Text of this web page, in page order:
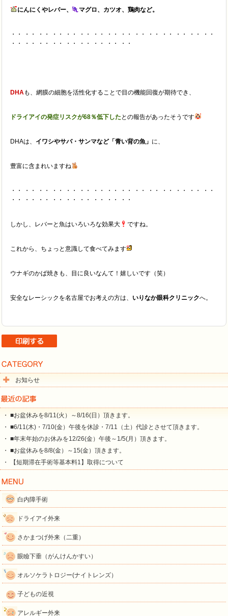
にんにくやレバー、 マグロ、カツオ、鶏肉など。
・・ ・・ ・・ ・・ ・・ ・・ ・・ ・・ ・・ ・・ ・・ ・・ ・・ ・・ ・・
・・ ・・ ・・ ・・ ・・ ・・ ・・ ・・ ・・
DHA も、網膜の細胞を活性化することで目の機能回復が期待でき、
ドライアイの発症リスクが68％低下した との報告があったそうです
DHAは、 イワシやサバ・サンマなど「青い背の魚」 に、
豊富に含まれいますね
・・ ・・ ・・ ・・ ・・ ・・ ・・ ・・ ・・ ・・ ・・ ・・ ・・ ・・ ・・
・・ ・・ ・・ ・・ ・・ ・・ ・・ ・・ ・・
しかし、レバーと魚はいろいろな効果大 ですね。
これから、ちょっと意識して食べてみます
ウナギのかば焼きも、目に良いなんて！嬉しいです（笑）
安全なレーシックを名古屋でお考えの方は、 いりなか眼科クリニックへ。
お知らせ
・ ■お盆休みを8/11(火）～8/16(日）頂きます。
・ ■6/11(木)・7/10(金）午後を休診・7/11（土）代診とさせて頂きます。
・ ■年末年始のお休みを12/26(金）午後～1/5(月）頂きます。
・ ■お盆休みを8/8(金）～15(金）頂きます。
・ 【短期滞在手術等基本料1】取得について
白内障手術
ドライアイ外来
さかまつげ外来（二重）
眼瞼下垂（がんけんかすい）
オルソケラトロジー(ナイトレンズ）
子どもの近視
アレルギー外来